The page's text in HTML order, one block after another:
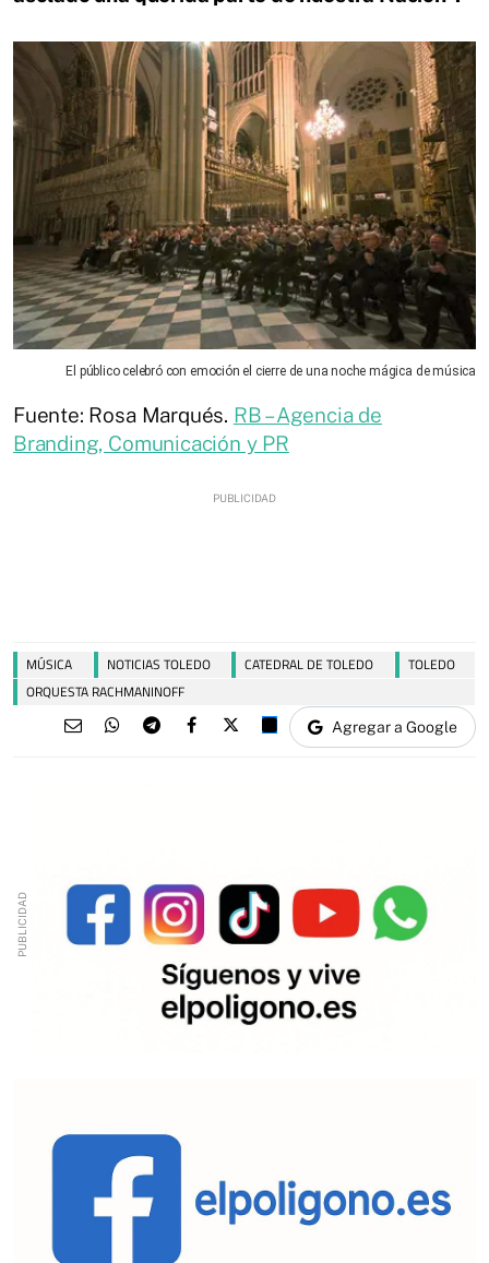
El público celebró con emoción el cierre de una noche mágica de música
Fuente: Rosa Marqués. RB – Agencia de
Branding, Comunicación y PR
MÚSICA NOTICIAS TOLEDO CATEDRAL DE TOLEDO
TOLEDO
ORQUESTA RACHMANINOFF
Agregar a Google